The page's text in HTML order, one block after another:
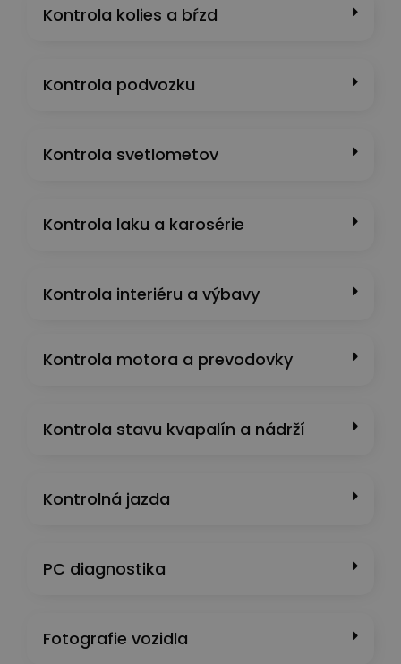
Kontrola kolies a bŕzd
Kontrola podvozku
Kontrola svetlometov
Kontrola laku a karosérie
Kontrola interiéru a výbavy
Kontrola motora a prevodovky
Kontrola stavu kvapalín a nádrží
Kontrolná jazda
PC diagnostika
Fotografie vozidla